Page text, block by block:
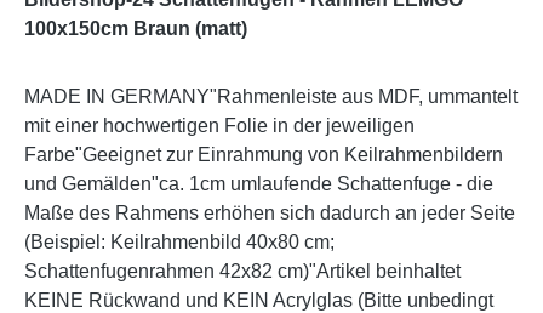
100x150cm Braun (matt)
MADE IN GERMANY"Rahmenleiste aus MDF, ummantelt
mit einer hochwertigen Folie in der jeweiligen
Farbe"Geeignet zur Einrahmung von Keilrahmenbildern
und Gemälden"ca. 1cm umlaufende Schattenfuge - die
Maße des Rahmens erhöhen sich dadurch an jeder Seite
(Beispiel: Keilrahmenbild 40x80 cm;
Schattenfugenrahmen 42x82 cm)"Artikel beinhaltet
KEINE Rückwand und KEIN Acrylglas (Bitte unbedingt